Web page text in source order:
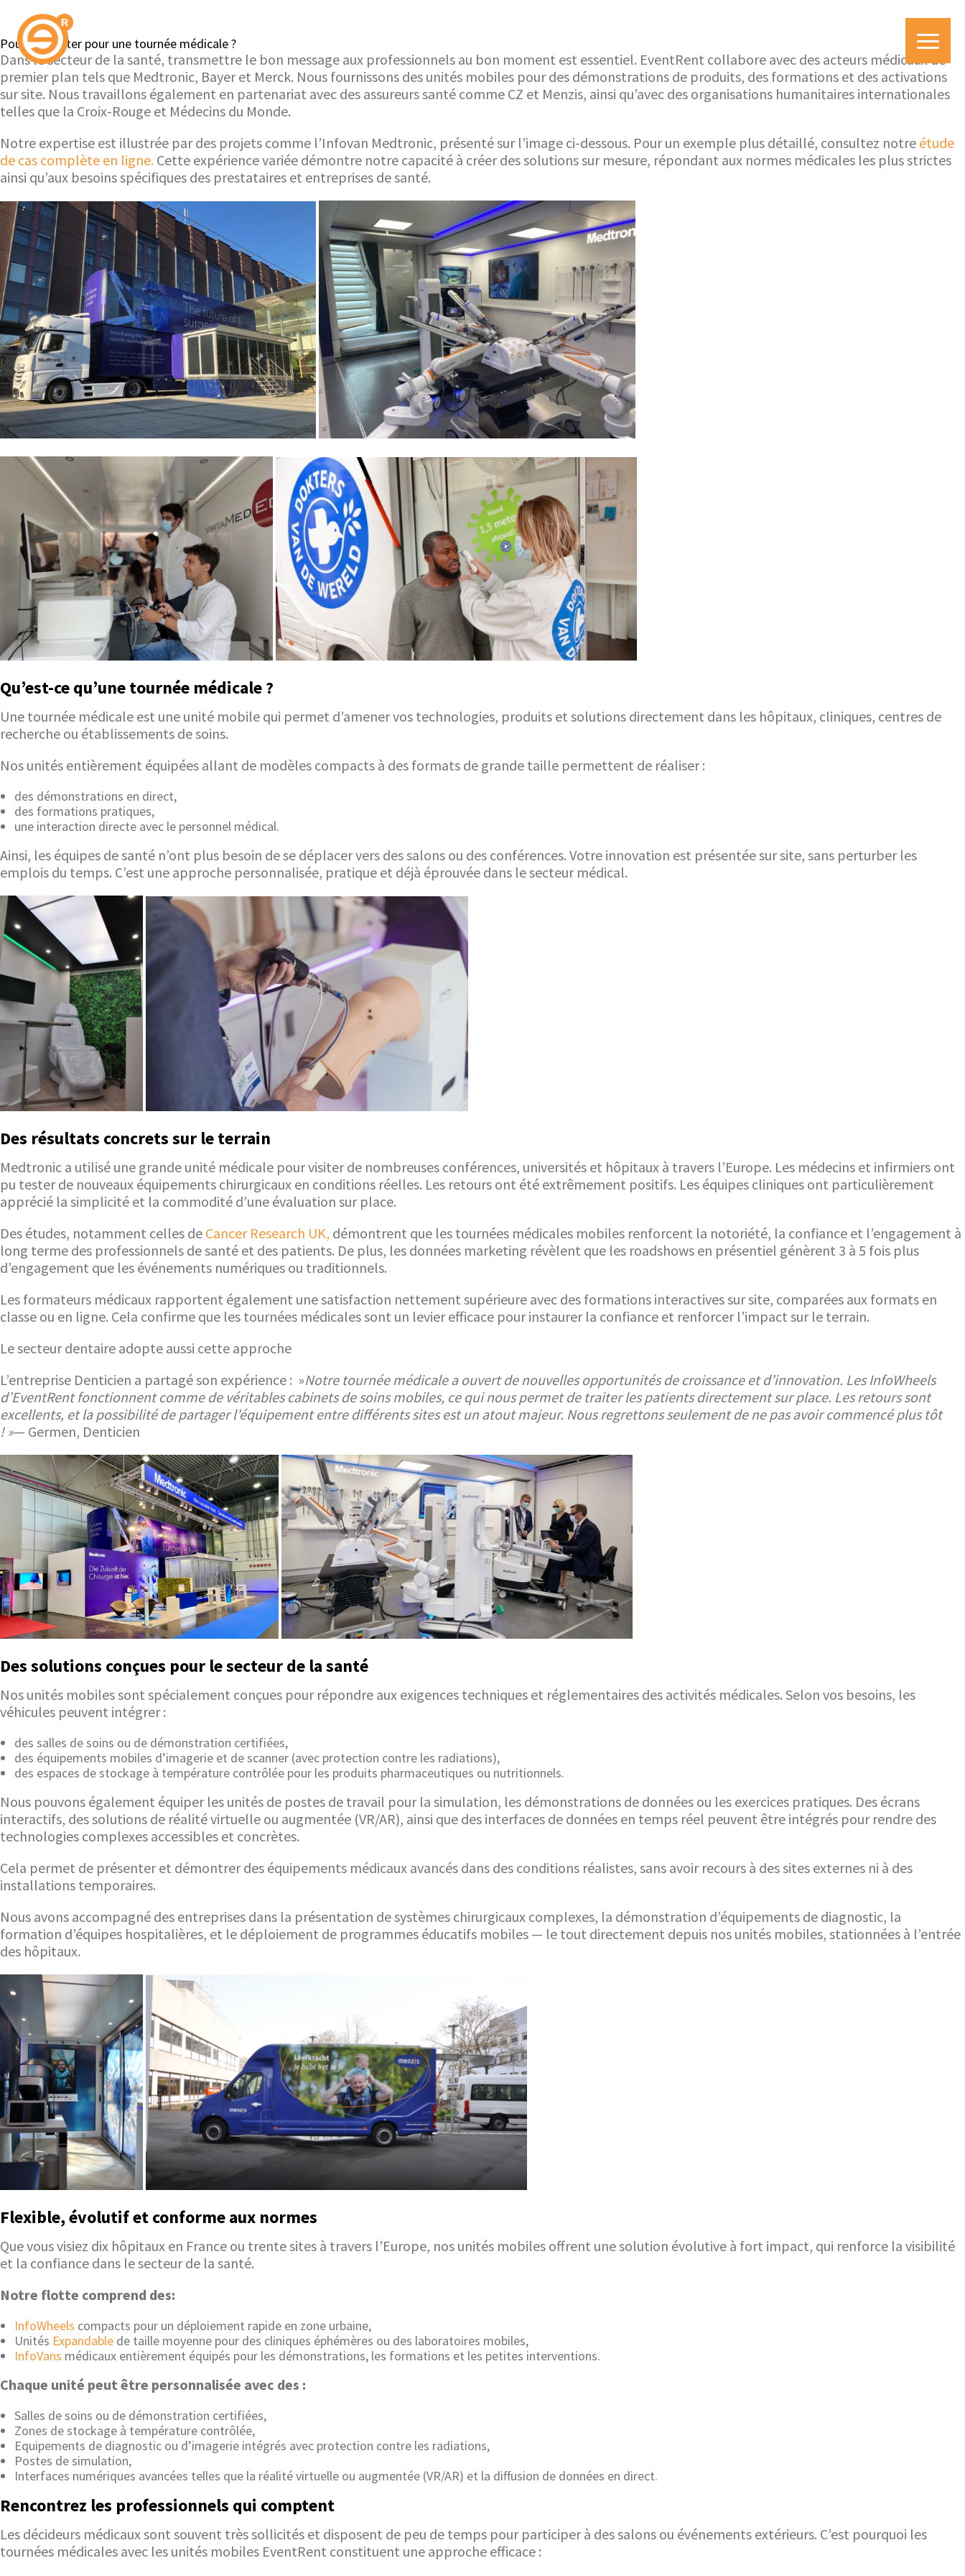
Pourquoi opter pour une tournée médicale ?
Dans le secteur de la santé, transmettre le bon message aux professionnels au bon moment est essentiel. EventRent collabore avec des acteurs médicaux de
premier plan tels que Medtronic, Bayer et Merck. Nous fournissons des unités mobiles pour des démonstrations de produits, des formations et des activations
sur site. Nous travaillons également en partenariat avec des assureurs santé comme CZ et Menzis, ainsi qu’avec des organisations humanitaires internationales
telles que la Croix-Rouge et Médecins du Monde.
Notre expertise est illustrée par des projets comme l’Infovan Medtronic, présenté sur l’image ci-dessous. Pour un exemple plus détaillé, consultez notre étude
de cas complète en ligne. Cette expérience variée démontre notre capacité à créer des solutions sur mesure, répondant aux normes médicales les plus strictes
ainsi qu’aux besoins spécifiques des prestataires et entreprises de santé.
Qu’est-ce qu’une tournée médicale ?
Une tournée médicale est une unité mobile qui permet d’amener vos technologies, produits et solutions directement dans les hôpitaux, cliniques, centres de
recherche ou établissements de soins.
Nos unités entièrement équipées allant de modèles compacts à des formats de grande taille permettent de réaliser :
des démonstrations en direct,
des formations pratiques,
une interaction directe avec le personnel médical.
Ainsi, les équipes de santé n’ont plus besoin de se déplacer vers des salons ou des conférences. Votre innovation est présentée sur site, sans perturber les
emplois du temps. C’est une approche personnalisée, pratique et déjà éprouvée dans le secteur médical.
Des résultats concrets sur le terrain
Medtronic a utilisé une grande unité médicale pour visiter de nombreuses conférences, universités et hôpitaux à travers l’Europe. Les médecins et infirmiers ont
pu tester de nouveaux équipements chirurgicaux en conditions réelles. Les retours ont été extrêmement positifs. Les équipes cliniques ont particulièrement
apprécié la simplicité et la commodité d’une évaluation sur place.
Des études, notamment celles de Cancer Research UK, démontrent que les tournées médicales mobiles renforcent la notoriété, la confiance et l’engagement à
long terme des professionnels de santé et des patients. De plus, les données marketing révèlent que les roadshows en présentiel génèrent 3 à 5 fois plus
d’engagement que les événements numériques ou traditionnels.
Les formateurs médicaux rapportent également une satisfaction nettement supérieure avec des formations interactives sur site, comparées aux formats en
classe ou en ligne. Cela confirme que les tournées médicales sont un levier efficace pour instaurer la confiance et renforcer l’impact sur le terrain.
Le secteur dentaire adopte aussi cette approche
L’entreprise Denticien a partagé son expérience : »Notre tournée médicale a ouvert de nouvelles opportunités de croissance et d’innovation. Les InfoWheels
d’EventRent fonctionnent comme de véritables cabinets de soins mobiles, ce qui nous permet de traiter les patients directement sur place. Les retours sont
excellents, et la possibilité de partager l’équipement entre différents sites est un atout majeur. Nous regrettons seulement de ne pas avoir commencé plus tôt
! »— Germen, Denticien
Des solutions conçues pour le secteur de la santé
Nos unités mobiles sont spécialement conçues pour répondre aux exigences techniques et réglementaires des activités médicales. Selon vos besoins, les
véhicules peuvent intégrer :
des salles de soins ou de démonstration certifiées,
des équipements mobiles d’imagerie et de scanner (avec protection contre les radiations),
des espaces de stockage à température contrôlée pour les produits pharmaceutiques ou nutritionnels.
Nous pouvons également équiper les unités de postes de travail pour la simulation, les démonstrations de données ou les exercices pratiques. Des écrans
interactifs, des solutions de réalité virtuelle ou augmentée (VR/AR), ainsi que des interfaces de données en temps réel peuvent être intégrés pour rendre des
technologies complexes accessibles et concrètes.
Cela permet de présenter et démontrer des équipements médicaux avancés dans des conditions réalistes, sans avoir recours à des sites externes ni à des
installations temporaires.
Nous avons accompagné des entreprises dans la présentation de systèmes chirurgicaux complexes, la démonstration d’équipements de diagnostic, la
formation d’équipes hospitalières, et le déploiement de programmes éducatifs mobiles — le tout directement depuis nos unités mobiles, stationnées à l’entrée
des hôpitaux.
Flexible, évolutif et conforme aux normes
Que vous visiez dix hôpitaux en France ou trente sites à travers l’Europe, nos unités mobiles offrent une solution évolutive à fort impact, qui renforce la visibilité
et la confiance dans le secteur de la santé.
Notre flotte comprend des:
InfoWheels compacts pour un déploiement rapide en zone urbaine,
Unités Expandable de taille moyenne pour des cliniques éphémères ou des laboratoires mobiles,
InfoVans médicaux entièrement équipés pour les démonstrations, les formations et les petites interventions.
Chaque unité peut être personnalisée avec des :
Salles de soins ou de démonstration certifiées,
Zones de stockage à température contrôlée,
Equipements de diagnostic ou d’imagerie intégrés avec protection contre les radiations,
Postes de simulation,
Interfaces numériques avancées telles que la réalité virtuelle ou augmentée (VR/AR) et la diffusion de données en direct.
Rencontrez les professionnels qui comptent
Les décideurs médicaux sont souvent très sollicités et disposent de peu de temps pour participer à des salons ou événements extérieurs. C’est pourquoi les
tournées médicales avec les unités mobiles EventRent constituent une approche efficace :